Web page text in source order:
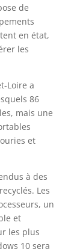
de
en état,
les
Loire a
86
mais une
et
à des
Les
un
et
les plus
10 sera